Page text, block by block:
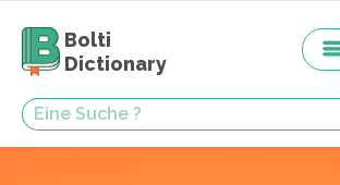
Bolti
Dictionary